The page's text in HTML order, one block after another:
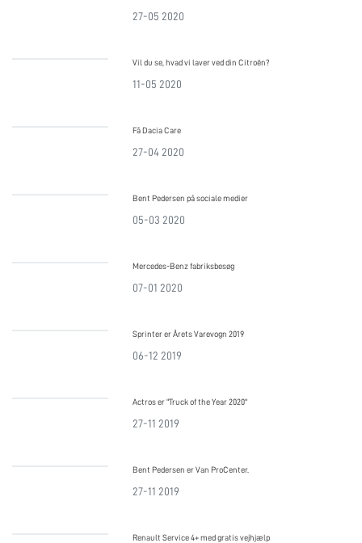
27-05 2020
Vil du se, hvad vi laver ved din Citroën?
11-05 2020
Få Dacia Care
27-04 2020
Bent Pedersen på sociale medier
05-03 2020
Mercedes-Benz fabriksbesøg
07-01 2020
Sprinter er Årets Varevogn 2019
06-12 2019
Actros er "Truck of the Year 2020"
27-11 2019
Bent Pedersen er Van ProCenter.
27-11 2019
Renault Service 4+ med gratis vejhjælp